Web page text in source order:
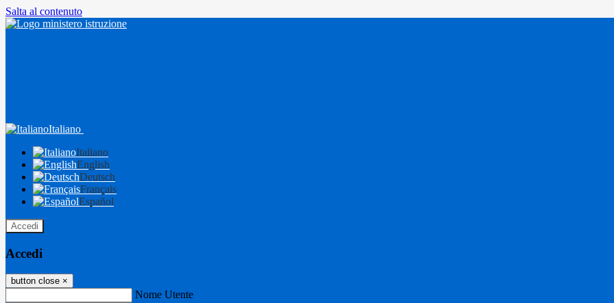
Salta al contenuto
Italiano
Italiano
English
Deutsch
Français
Español
Accedi
Accedi
button close ×
Nome Utente